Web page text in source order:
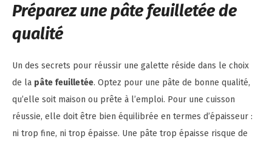
Préparez une pâte feuilletée de
qualité
Un des secrets pour réussir une galette réside dans le choix
de la pâte feuilletée. Optez pour une pâte de bonne qualité,
qu’elle soit maison ou prête à l’emploi. Pour une cuisson
réussie, elle doit être bien équilibrée en termes d’épaisseur :
ni trop fine, ni trop épaisse. Une pâte trop épaisse risque de